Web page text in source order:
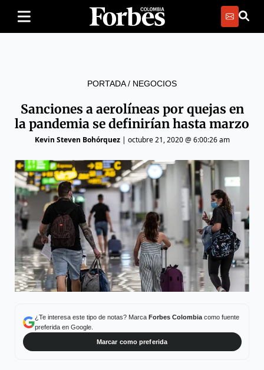
PORTADA/ NEGOCIOS
Sanciones a aerolíneas por quejas en
la pandemia se definirían hasta marzo
Kevin Steven Bohórquez| octubre 21, 2020 @ 6:00:26 am
¿Te interesa este tipo de notas? Marca Forbes Colombiacomo fuente
preferida en Google.
Marcar como preferida